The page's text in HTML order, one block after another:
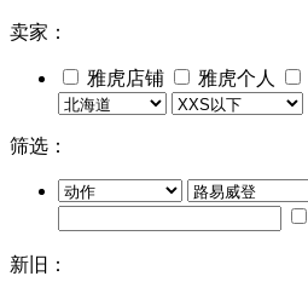
卖家：
雅虎店铺 雅虎个人
筛选：
新旧：